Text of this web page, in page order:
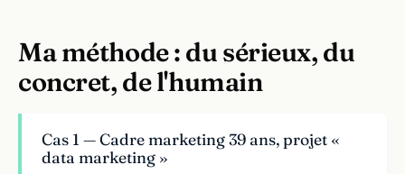
Ma méthode : du sérieux, du
concret, de l'humain
Cas 1 — Cadre marketing 39 ans, projet «
data marketing »